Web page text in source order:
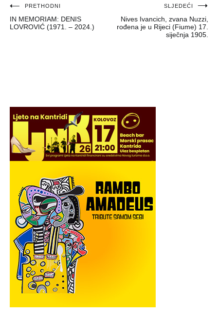
Navigacija
objava
PRETHODNI
IN MEMORIAM: DENIS
LOVROVIĆ (1971. – 2024.)
SLJEDEĆI
Nives Ivancich, zvana Nuzzi,
rođena je u Rijeci (Fiume) 17.
siječnja 1905.